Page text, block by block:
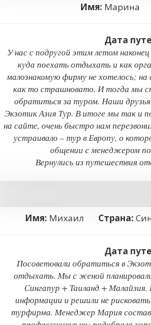
Имя:
Дата
У нас с подругой этим летом
куда поехать отдыхать и как
малознакомую фирму не хотелось;
как то страшновато. И тогда мы
обратиться за туром. Наши
Экзотик Азия Тур. В итоге мы так и
на сайте, очень быстро нам
устраивало – тур в Европу, о
общении с менеджером
Вернулись из путешествия
Имя: Михаил Страна:
Дата
Посоветовали обратиться в
отдыхать. Мы с женой
Сингапур + Таиланд +
информации и решили не
турфирма. Менеджер Мария